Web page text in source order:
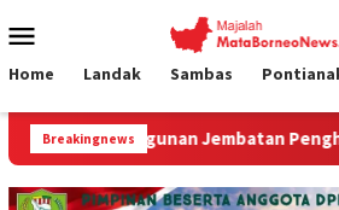
ke
Mobile
Home Landak Sambas
Breakingnews
Jembatan Penghubung Dusun